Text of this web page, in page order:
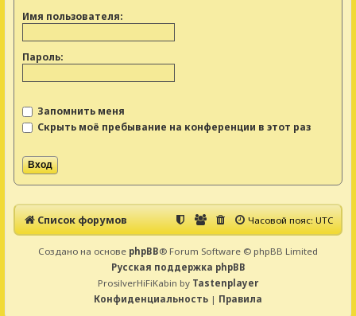
Имя пользователя:
Пароль:
Запомнить меня
Скрыть моё пребывание на конференции в этот раз
Список форумов Часовой пояс:UTC
Создано на основе phpBB® Forum Software © phpBB Limited
Русская поддержка phpBB
ProsilverHiFiKabin by Tastenplayer
Конфиденциальность | Правила